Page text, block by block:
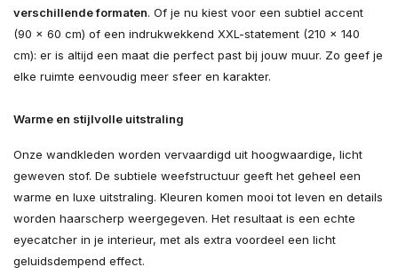
verschillende formaten. Of je nu kiest voor een subtiel accent
(90 × 60 cm) of een indrukwekkend XXL-statement (210 × 140
cm): er is altijd een maat die perfect past bij jouw muur. Zo geef je
elke ruimte eenvoudig meer sfeer en karakter.
Warme en stijlvolle uitstraling
Onze wandkleden worden vervaardigd uit hoogwaardige, licht
geweven stof. De subtiele weefstructuur geeft het geheel een
warme en luxe uitstraling. Kleuren komen mooi tot leven en details
worden haarscherp weergegeven. Het resultaat is een echte
eyecatcher in je interieur, met als extra voordeel een licht
geluidsdempend effect.